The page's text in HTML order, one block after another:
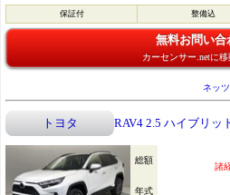
保証付 整備込
無料お問い合
カーセンサー.netに
ネッ
トヨタ RAV4 2.5 ハイブリッ
総額
諸
年式